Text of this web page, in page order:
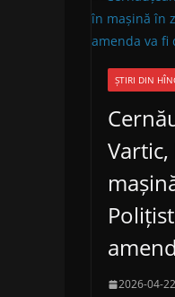
ȘTIRI DIN
2026-04-22